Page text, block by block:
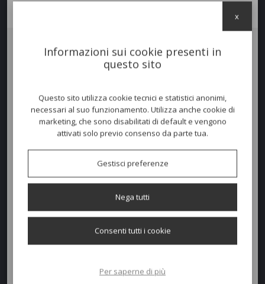
riprende le linee ricercate della collezione
la cui forza distintiva emerge dalla sofisticata silhouette a forma di
inconfondibile. Base centrale quadrata in ghisa o acciaio e colonna in
estruso di alluminio. Ripiano disponibile in diverse dimensioni e
finiture.
Disponibile h. 73, h. 50 e h. 36 cm. Portata max del piano
quadrato 90x90 cm.
Informazioni sui cookie presenti in
questo sito
Questo sito utilizza cookie tecnici e statistici anonimi,
necessari al suo funzionamento. Utilizza anche cookie di
marketing, che sono disabilitati di default e vengono
attivati solo previo consenso da parte tua.
Gestisci preferenze
Nega tutti
Consenti tutti i cookie
Per saperne di più
x